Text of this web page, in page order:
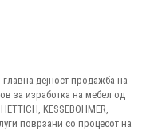
дејност продажба на
за изработка на мебел од
KESSEBOHMER,
поврзани со процесот на